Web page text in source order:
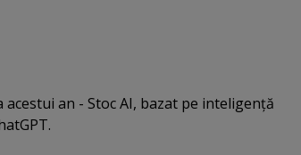
an - Stoc AI, bazat pe inteligenţă